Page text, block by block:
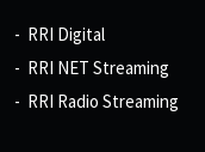
RRI Digital
RRI NET Streaming
RRI Radio Streaming